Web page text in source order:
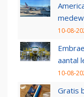
10-08-
aantal
10-08-
Gratis